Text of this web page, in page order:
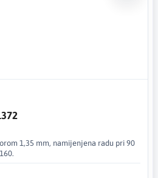
1,35 mm, namijenjena radu pri 90